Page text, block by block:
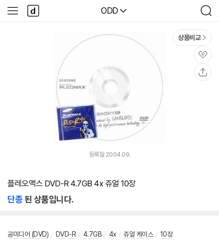
다나와
ODD
검
색
사
이
다
나
와
상품비교
관
심
등록월 2004.09.
플레오맥스 DVD-R 4.7GB 4x 쥬얼 10장
단종된 상품입니다.
공미디어 (DVD) / DVD-R / 4.7GB / 4x / 쥬얼 케이스 / 10장